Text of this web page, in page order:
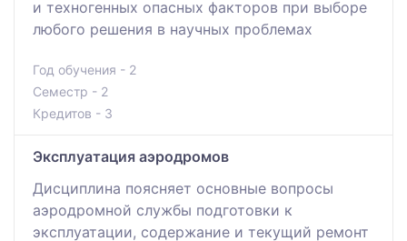
и техногенных опасных факторов при выборе
любого решения в научных проблемах
Год обучения - 2
Семестр - 2
Кредитов - 3
Эксплуатация аэродромов
Дисциплина поясняет основные вопросы
аэродромной службы подготовки к
эксплуатации, содержание и текущий ремонт